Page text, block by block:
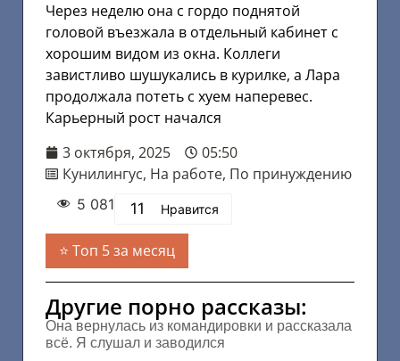
Через неделю она с гордо поднятой
головой въезжала в отдельный кабинет с
хорошим видом из окна. Коллеги
завистливо шушукались в курилке, а Лара
продолжала потеть с хуем наперевес.
Карьерный рост начался
3 октября, 2025
05:50
Кунилингус, На работе, По принуждению
5 081 11 Нравится
Топ 5 за месяц
Другие порно рассказы:
Она вернулась из командировки и рассказала
всё. Я слушал и заводился